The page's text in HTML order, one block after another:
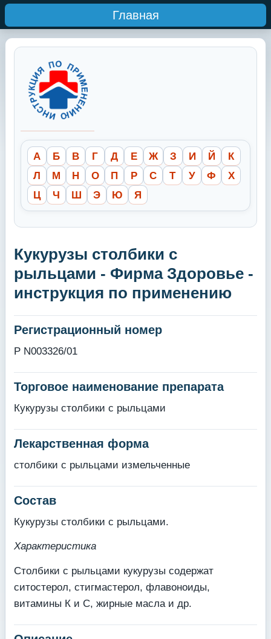
Главная
А Б В Г Д Е Ж З И Й
К
Л
М Н О П Р С Т У Ф
Х
Ц
Ч Ш Э Ю Я
Кукурузы столбики с
рыльцами - Фирма Здоровье -
инструкция по применению
Регистрационный номер
Р N003326/01
Торговое наименование препарата
Кукурузы столбики с рыльцами
Лекарственная форма
столбики с рыльцами измельченные
Состав
Кукурузы столбики с рыльцами.
Характеристика
Столбики с рыльцами кукурузы содержат
ситостерол, стигмастерол, флавоноиды,
витамины К и С, жирные масла и др.